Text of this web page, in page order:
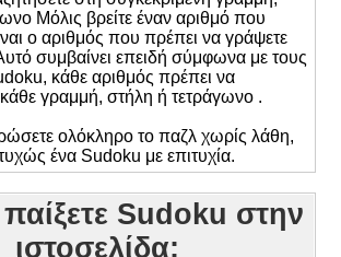
Μόλις βρείτε έναν αριθμό που
ο αριθμός που πρέπει να γράψετε
συμβαίνει επειδή σύμφωνα με τους
κάθε αριθμός πρέπει να
κάθε γραμμή, στήλη ή τετράγωνο .
ολόκληρο το παζλ χωρίς λάθη,
ένα Sudoku με επιτυχία.
Sudoku στην
ιστοσελίδα;